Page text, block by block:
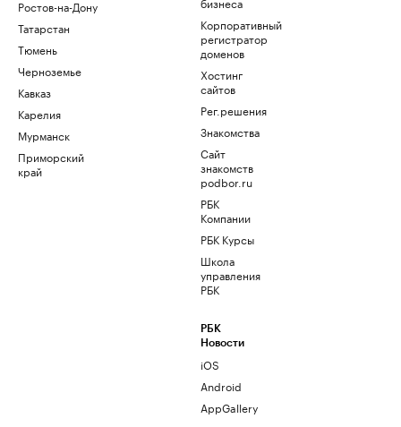
Ростов-на-Дону
Татарстан
Тюмень
Черноземье
Кавказ
Карелия
Мурманск
Приморский
край
Корпоративный
регистратор
доменов
Хостинг
сайтов
Рег.решения
Знакомства
Сайт
знакомств
podbor.ru
РБК
Компании
РБК Курсы
Школа
управления
РБК
РБК
Новости
iOS
Android
AppGallery